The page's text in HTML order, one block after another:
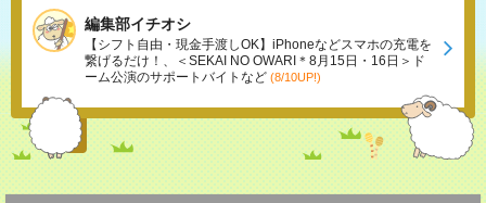
編集部イチオシ
【シフト自由・現金手渡しOK】iPhoneなどスマホの充電を
繋げるだけ！、＜SEKAI NO OWARI＊8月15日・16日＞ド
ーム公演のサポートバイトなど (8/10UP!)